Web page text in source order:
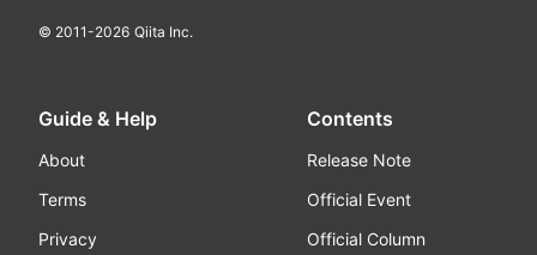
© 2011-2026 Qiita Inc.
Guide & Help
About
Terms
Privacy
Contents
Release Note
Official Event
Official Column